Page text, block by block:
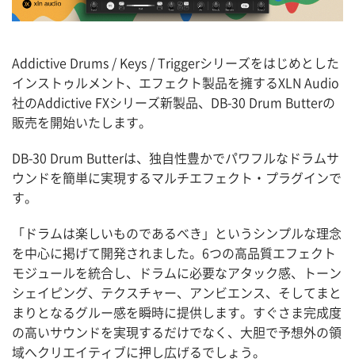
ホーム
ブログ記事一覧
取扱ブランド
Addictive Drums / Keys / Triggerシリーズをはじめとした
インストゥルメント、エフェクト製品を擁するXLN Audio
社のAddictive FXシリーズ新製品、DB-30 Drum Butterの
販売を開始いたします。
DB-30 Drum Butterは、独自性豊かでパワフルなドラムサ
ウンドを簡単に実現するマルチエフェクト・プラグインで
す。
「ドラムは楽しいものであるべき」というシンプルな理念
を中心に掲げて開発されました。6つの高品質エフェクト
モジュールを統合し、ドラムに必要なアタック感、トーン
シェイピング、テクスチャー、アンビエンス、そしてまと
まりとなるグルー感を瞬時に提供します。すぐさま完成度
の高いサウンドを実現するだけでなく、大胆で予想外の領
域へクリエイティブに押し広げるでしょう。